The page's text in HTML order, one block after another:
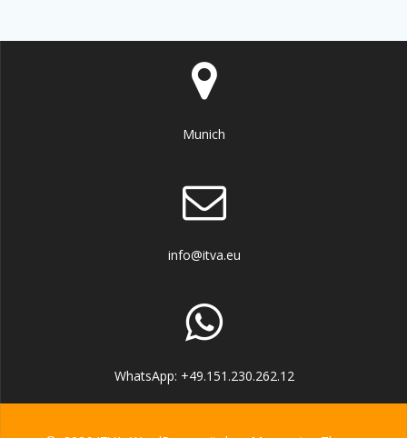
Munich
info@itva.eu
WhatsApp: +49.151.230.262.12